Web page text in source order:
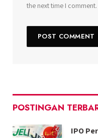
the next time I comment.
POSTINGAN
IPO